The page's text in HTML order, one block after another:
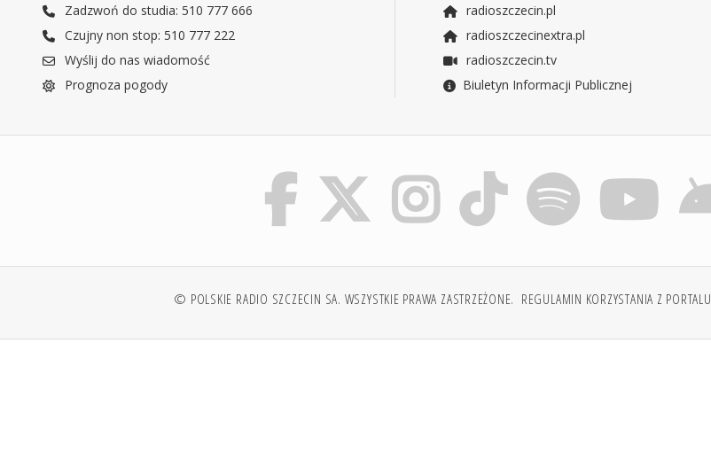
Zadzwoń do studia: 510 777 666
Czujny non stop: 510 777 222
Wyślij do nas wiadomość
Prognoza pogody
radioszczecin.pl
radioszczecinextra.pl
radioszczecin.tv
Biuletyn Informacji Publicznej
© POLSKIE RADIO SZCZECIN SA. WSZYSTKIE PRAWA ZASTRZEŻONE. REGULAMIN KORZYSTANIA Z PORTALU